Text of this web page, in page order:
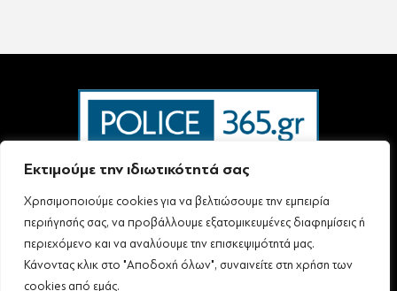
Εκτιμούμε την ιδιωτικότητά σας
Χρησιμοποιούμε cookies για να βελτιώσουμε την εμπειρία
περιήγησής σας, να προβάλλουμε εξατομικευμένες διαφημίσεις ή
περιεχόμενο και να αναλύουμε την επισκεψιμότητά μας.
Κάνοντας κλικ στο "Αποδοχή όλων", συναινείτε στη χρήση των
cookies από εμάς.
Ταυτότητα – Επικοινωνία
Όροι Χρήσης
Πολιτική Απορρήτου & Προστασίας Προσωπικών Δεδομένων
Δήλωση συμμόρφωσης με τη σύσταση (ΕΕ) 2018/334 L63